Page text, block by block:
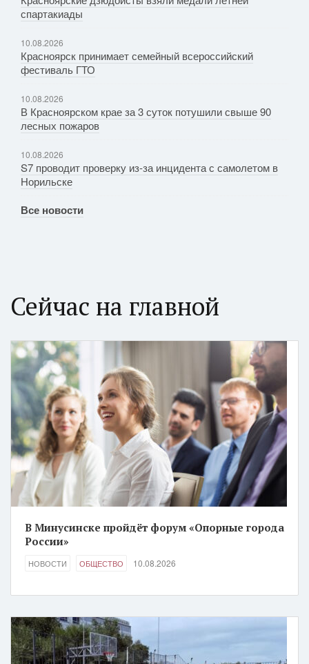
спартакиады
10.08.2026
Красноярск принимает семейный всероссийский
фестиваль ГТО
10.08.2026
В Красноярском крае за 3 суток потушили свыше 90
лесных пожаров
10.08.2026
S7 проводит проверку из-за инцидента с самолетом в
Норильске
Все новости
Сейчас на главной
В Минусинске пройдёт форум «Опорные города
России»
НОВОСТИ ОБЩЕСТВО 10.08.2026